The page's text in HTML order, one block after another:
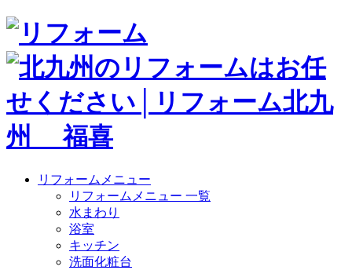
リフォームメニュー
リフォームメニュー 一覧
水まわり
浴室
キッチン
洗面化粧台